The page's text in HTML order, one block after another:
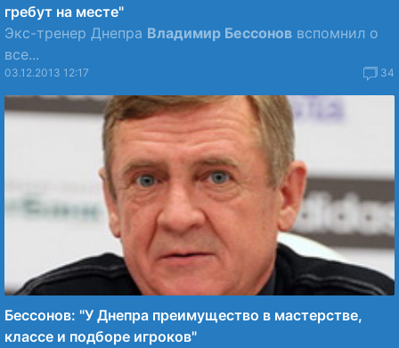
гребут на месте"
Экс-тренер Днепра Владимир Бессонов вспомнил о
все...
03.12.2013 12:17 34
Бессонов: "У Днепра преимущество в мастерстве,
классе и подборе игроков"